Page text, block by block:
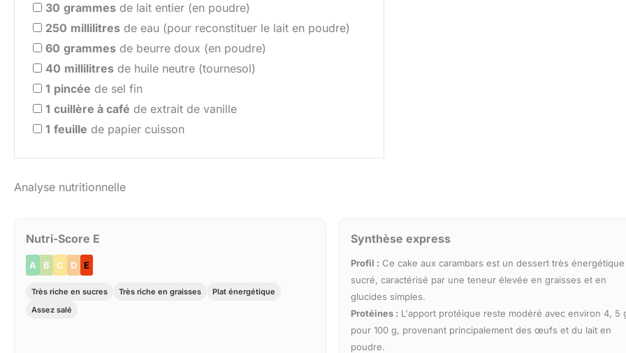
30 grammes de lait entier (en poudre)
250 millilitres de eau (pour reconstituer le lait en poudre)
60 grammes de beurre doux (en poudre)
40 millilitres de huile neutre (tournesol)
1 pincée de sel fin
1 cuillère à café de extrait de vanille
1 feuille de papier cuisson
Analyse nutritionnelle
Nutri-Score E
A B C D E
Très riche en sucres Très riche en graisses
Plat énergétique
Assez salé
Synthèse express
Profil : Ce cake aux carambars est un dessert très
sucré, caractérisé par une teneur élevée en graisses et en
glucides simples.
Protéines : L'apport protéique reste modéré avec environ 4, 5
pour 100 g, provenant principalement des œufs et du lait en
poudre.